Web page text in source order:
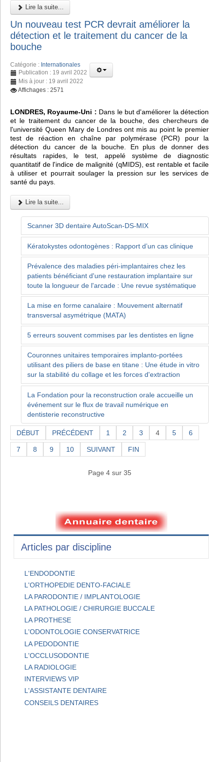
Lire la suite...
Un nouveau test PCR devrait améliorer la
détection et le traitement du cancer de la
bouche
Catégorie : Internationales
Publication : 19 avril 2022
Mis à jour : 19 avril 2022
Affichages : 2571
LONDRES, Royaume-Uni : Dans le but d'améliorer la détection
et le traitement du cancer de la bouche, des chercheurs de
l'université Queen Mary de Londres ont mis au point le premier
test de réaction en chaîne par polymérase (PCR) pour la
détection du cancer de la bouche. En plus de donner des
résultats rapides, le test, appelé système de diagnostic
quantitatif de l'indice de malignité (qMIDS), est rentable et facile
à utiliser et pourrait soulager la pression sur les services de
santé du pays.
Lire la suite...
Scanner 3D dentaire AutoScan-DS-MIX
Kératokystes odontogènes : Rapport d’un cas clinique
Prévalence des maladies péri-implantaires chez les
patients bénéficiant d'une restauration implantaire sur
toute la longueur de l'arcade : Une revue systématique
La mise en forme canalaire : Mouvement alternatif
transversal asymétrique (MATA)
5 erreurs souvent commises par les dentistes en ligne
Couronnes unitaires temporaires implanto-portées
utilisant des piliers de base en titane : Une étude in vitro
sur la stabilité du collage et les forces d'extraction
La Fondation pour la reconstruction orale accueille un
événement sur le flux de travail numérique en
dentisterie reconstructive
DÉBUT PRÉCÉDENT 1 2 3 4 5 6
7 8 9 10 SUIVANT FIN
Page 4 sur 35
Articles par discipline
L'ENDODONTIE
L'ORTHOPEDIE DENTO-FACIALE
LA PARODONTIE / IMPLANTOLOGIE
LA PATHOLOGIE / CHIRURGIE BUCCALE
LA PROTHESE
L'ODONTOLOGIE CONSERVATRICE
LA PEDODONTIE
L'OCCLUSODONTIE
LA RADIOLOGIE
INTERVIEWS VIP
L'ASSISTANTE DENTAIRE
CONSEILS DENTAIRES